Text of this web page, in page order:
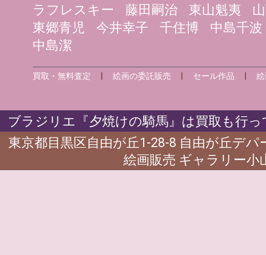
ラフレスキー
藤田嗣治 東山魁夷
東郷青児
今井幸子 千住博
中島千波
中島潔
買取・無料査定 |絵画の委託販売 セール作品 |
ブラジリエ『夕焼けの騎馬』は買取も行
東京都目黒区自由が丘1-28-8 自由が丘デ
絵画販売 ギャラリー小